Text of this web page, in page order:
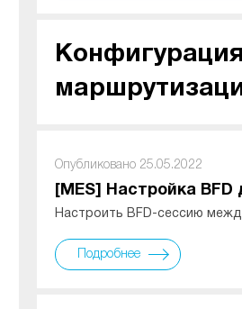
Опубликовано 25.05.2022
[MES] Настройка BFD
Настроить BFD-сессию
Подробнее